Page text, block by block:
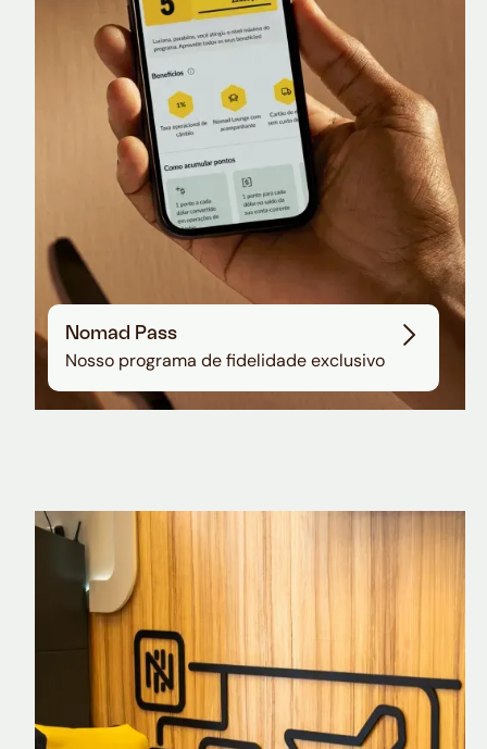
Sala VIP no Aeroporto de Guarulhos
Nomad Pass
Nosso programa de fidelidade exclusivo
Nomad Explorer
Cartão de crédito brasileiro com cashback
em dólar